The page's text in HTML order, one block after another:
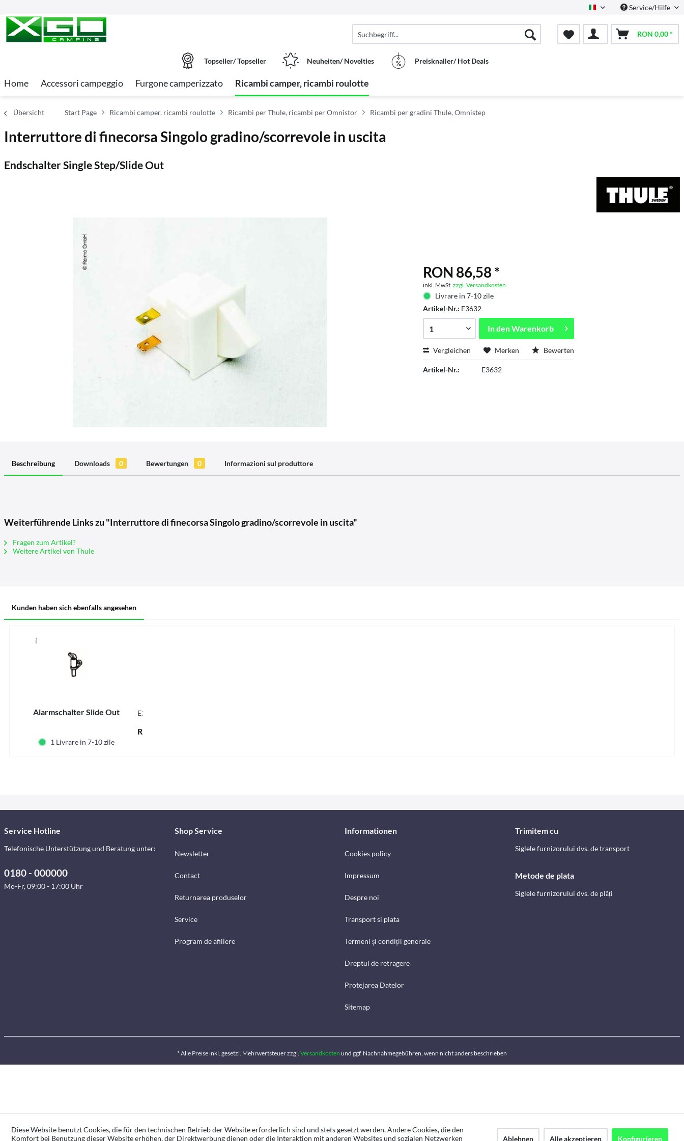
Italian Service/Hilfe
RON 0,00 *
Topseller/ Topseller Neuheiten/ Novelties Preisknaller/ Hot Deals
Home Accessori campeggio Furgone camperizzato Ricambi camper, ricambi roulotte
Übersicht Start Page Ricambi camper, ricambi roulotte Ricambi per Thule, ricambi per Omnistor Ricambi per gradini Thule, Omnistep
Interruttore di finecorsa Singolo gradino/scorrevole in uscita
Endschalter Single Step/Slide Out
RON 86,58 *
inkl. MwSt.zzgl. Versandkosten
Livrare in 7-10 zile
Artikel-Nr.: E3632
In denWarenkorb
Vergleichen Merken Bewerten
Artikel-Nr.: E3632
Beschreibung Downloads 0 Bewertungen 0 Informazioni sul produttore
Weiterführende Links zu "Interruttore di finecorsa Singolo gradino/scorrevole in uscita"
Fragen zum Artikel?
Weitere Artikel von Thule
Kunden haben sich ebenfalls angesehen
Alarmschalter Slide Out E267
RON 56,43 *
1 Livrare in 7-10 zile
Service Hotline
Telefonische Unterstützung und Beratung unter:
0180 - 000000
Mo-Fr, 09:00 - 17:00 Uhr
Shop Service
Newsletter
Contact
Returnarea produselor
Service
Program de afiliere
Informationen
Cookies policy
Impressum
Despre noi
Transport si plata
Termeni și condiții generale
Dreptul de retragere
Protejarea Datelor
Sitemap
Trimitem cu
Siglele furnizorului dvs. de transport
Metode de plata
Siglele furnizorului dvs. de plăți
* Alle Preise inkl. gesetzl. Mehrwertsteuer zzgl. Versandkosten und ggf. Nachnahmegebühren, wenn nicht anders beschrieben
Diese Website benutzt Cookies, die für den technischen Betrieb der Website erforderlich sind und stets gesetzt werden. Andere Cookies, die den
Komfort bei Benutzung dieser Website erhöhen, der Direktwerbung dienen oder die Interaktion mit anderen Websites und sozialen Netzwerken
Ablehnen Alle akzeptieren Konfigurieren